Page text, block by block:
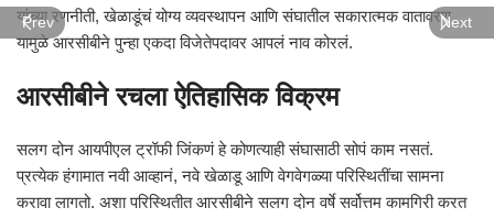
यांच्या रणनीती, खेळाडूंचं योग्य व्यवस्थापन आणि संघातील सकारात्मक वातावरण
यामुळे आरसीबीने पुन्हा एकदा विजेतेपदावर आपलं नाव कोरलं.
आरसीबीने रचला ऐतिहासिक विक्रम
सलग दोन आयपीएल ट्रॉफी जिंकणं हे कोणत्याही संघासाठी सोपं काम नसतं.
प्रत्येक हंगामात नवी आव्हानं, नवे खेळाडू आणि वेगवेगळ्या परिस्थितींचा सामना
करावा लागतो. अशा परिस्थितीत आरसीबीने सलग दोन वर्षे सर्वोत्तम कामगिरी करत
Prev Next